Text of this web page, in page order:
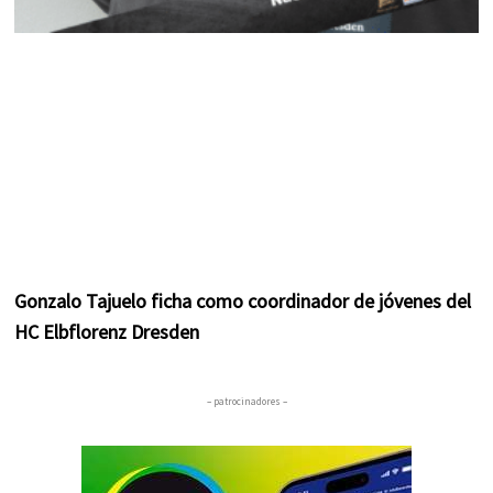
Gonzalo Tajuelo ficha como coordinador de jóvenes del
HC Elbflorenz Dresden
– patrocinadores –